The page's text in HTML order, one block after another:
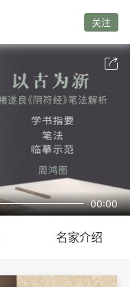
关注
00:00

名家介绍